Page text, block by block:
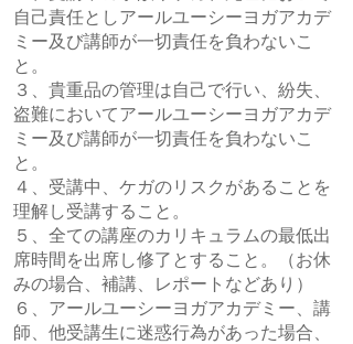
自己責任としアールユーシーヨガアカデ
ミー及び講師が一切責任を負わないこ
と。
３、貴重品の管理は自己で行い、紛失、
盗難においてアールユーシーヨガアカデ
ミー及び講師が一切責任を負わないこ
と。
４、受講中、ケガのリスクがあることを
理解し受講すること。
５、全ての講座のカリキュラムの最低出
席時間を出席し修了とすること。（お休
みの場合、補講、レポートなどあり）
６、アールユーシーヨガアカデミー、講
師、他受講生に迷惑行為があった場合、